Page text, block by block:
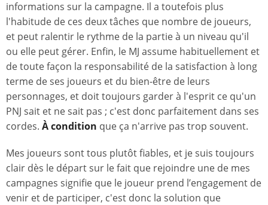
informations sur la campagne. Il a toutefois plus
l'habitude de ces deux tâches que nombre de joueurs,
et peut ralentir le rythme de la partie à un niveau qu'il
ou elle peut gérer. Enfin, le MJ assume habituellement et
de toute façon la responsabilité de la satisfaction à long
terme de ses joueurs et du bien-être de leurs
personnages, et doit toujours garder à l'esprit ce qu'un
PNJ sait et ne sait pas ; c'est donc parfaitement dans ses
cordes. À condition que ça n'arrive pas trop souvent.
Mes joueurs sont tous plutôt fiables, et je suis toujours
clair dès le départ sur le fait que rejoindre une de mes
campagnes signifie que le joueur prend l’engagement de
venir et de participer, c'est donc la solution que